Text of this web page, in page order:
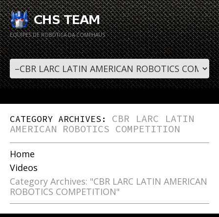
EQUIPES DE ROBÓTICA DA COMPHAUS
CATEGORY ARCHIVES: CBR LARC LATIN
AMERICAN ROBOTICS COMPETITION
Home
Videos
Category Archives: "CBR LARC LATIN AMERICAN
ROBOTICS COMPETITION"